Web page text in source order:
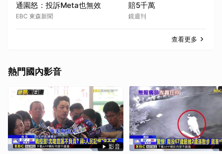
通園怒：投訴Meta也無效
EBC 東森新聞
賠5千萬
鏡週刊
查看更多
熱門國內影音
影音